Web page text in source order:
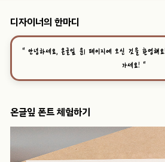
디자이너의 한마디
“ 안녕하세요, 온글잎 윤1 페이지에 오신 것을 환영해
가세요! ”
온글잎 폰트 체험하기